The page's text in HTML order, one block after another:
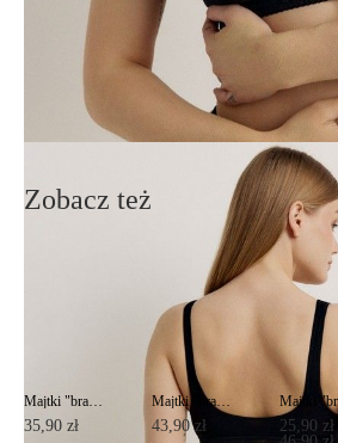
Zadaj pytanie
Nowe pytanie
Zobacz też
Majtki "brazyliany" z bawełny PRINT DOTS LBR 2543
35,90 zł
Majtki "brazyliany" z bawełny PRINT DOTS LBR 2544
43,90 zł
25,90 zł